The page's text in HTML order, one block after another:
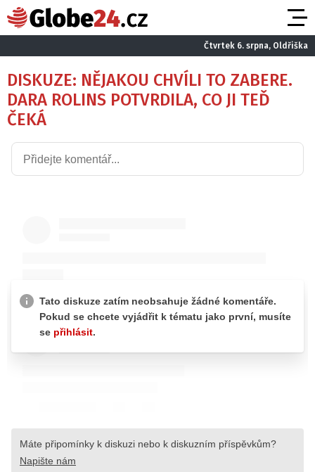
Čtvrtek 6. srpna, Oldřiška
DISKUZE: NĚJAKOU CHVÍLI TO ZABERE.
DARA ROLINS POTVRDILA, CO JI TEĎ
ČEKÁ